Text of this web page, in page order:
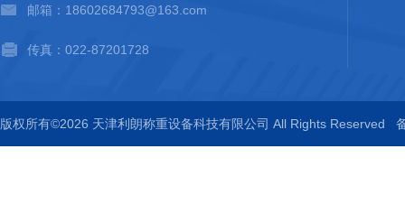
邮箱：18602684793@163.com
传真：022-87201728
版权所有©2026 天津利朗称重设备科技有限公司 All Rights Reserved